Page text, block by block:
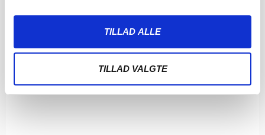
TILLAD ALLE
TILLAD VALGTE